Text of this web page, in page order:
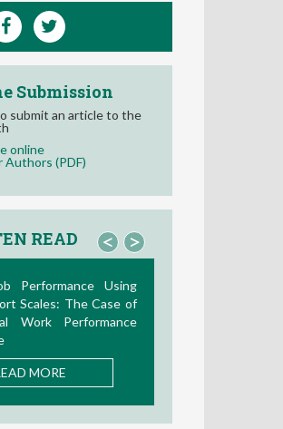
Submission
submit an article to the
online
(PDF)
READ < >
Performance Using
Scales: The Case of
Work Performance
MORE